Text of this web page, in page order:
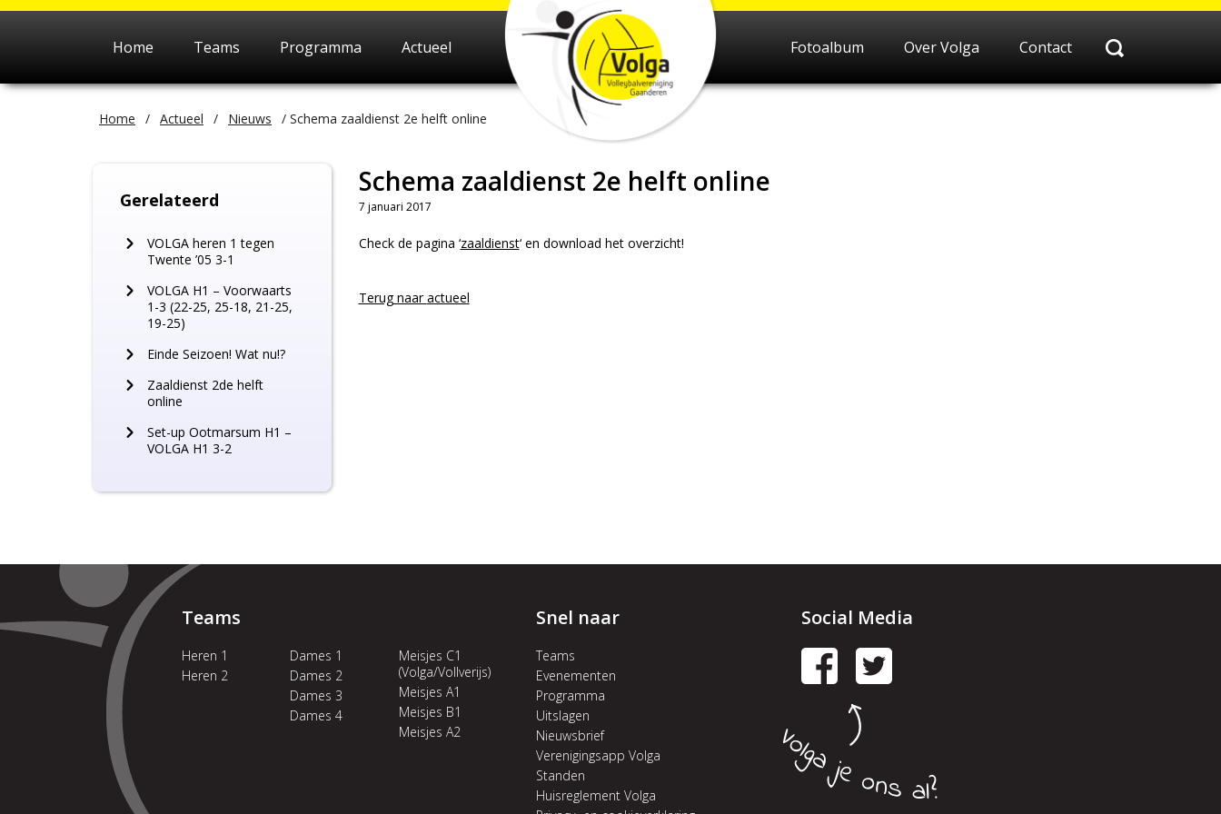
Home Teams Programma Actueel Fotoalbum Over Volga Contact
Home / Actueel / Nieuws / Schema zaaldienst 2e helft online
Gerelateerd
VOLGA heren 1 tegen
Twente ’05 3-1
VOLGA H1 – Voorwaarts
1-3 (22-25, 25-18, 21-25,
19-25)
Einde Seizoen! Wat nu!?
Zaaldienst 2de helft
online
Set-up Ootmarsum H1 –
VOLGA H1 3-2
Schema zaaldienst 2e helft online
7 januari 2017
Check de pagina ‘zaaldienst‘ en download het overzicht!
Terug naaractueel
Teams
Heren 1
Heren 2
Dames 1
Dames 2
Dames 3
Dames 4
Meisjes C1
(Volga/Vollverijs)
Meisjes A1
Meisjes B1
Meisjes A2
Snel naar
Teams
Evenementen
Programma
Uitslagen
Nieuwsbrief
Verenigingsapp Volga
Standen
Huisreglement Volga
Social Media